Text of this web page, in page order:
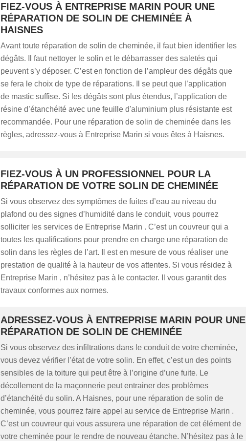
FIEZ-VOUS À ENTREPRISE MARIN POUR UNE
RÉPARATION DE SOLIN DE CHEMINÉE À
HAISNES
Avant toute réparation de solin de cheminée, il faut bien identifier les
dégâts. Il faut nettoyer le solin et le débarrasser des saletés qui
peuvent s’y déposer. C’est en fonction de l’ampleur des dégâts que
se fera le choix de type de réparations. Il se peut que l’application
de mastic suffise. Si les dégâts sont plus étendus, l’application de
résine d’étanchéité avec une feuille d'aluminium plus résistante est
recommandée. Pour une réparation de solin de cheminée dans les
règles, adressez-vous à Entreprise Marin si vous êtes à Haisnes.
FIEZ-VOUS À UN PROFESSIONNEL POUR LA
RÉPARATION DE VOTRE SOLIN DE CHEMINÉE
Si vous observez des symptômes de fuites d’eau au niveau du
plafond ou des signes d’humidité dans le conduit, vous pourrez
solliciter les services de Entreprise Marin . C’est un couvreur qui a
toutes les qualifications pour prendre en charge une réparation de
solin dans les règles de l’art. Il est en mesure de vous réaliser une
prestation de qualité à la hauteur de vos attentes. Si vous résidez à
Entreprise Marin , n’hésitez pas à le contacter. Il vous garantit des
travaux conformes aux normes.
ADRESSEZ-VOUS À ENTREPRISE MARIN POUR UNE
RÉPARATION DE SOLIN DE CHEMINÉE
Si vous observez des infiltrations dans le conduit de votre cheminée,
vous devez vérifier l’état de votre solin. En effet, c’est un des points
sensibles de la toiture qui peut être à l’origine d’une fuite. Le
décollement de la maçonnerie peut entrainer des problèmes
d’étanchéité du solin. A Haisnes, pour une réparation de solin de
cheminée, vous pourrez faire appel au service de Entreprise Marin .
C’est un couvreur qui vous assurera une réparation de cet élément de
votre cheminée pour le rendre de nouveau étanche. N’hésitez pas à le